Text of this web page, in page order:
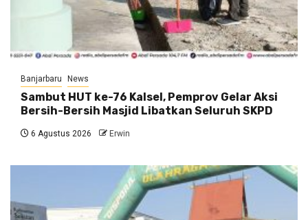
Banjarbaru News
Sambut HUT ke-76 Kalsel, Pemprov Gelar Aksi
Bersih-Bersih Masjid Libatkan Seluruh SKPD
6 Agustus 2026 Erwin